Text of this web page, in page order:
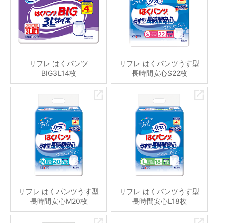
リフレ はくパンツ
BIG3L14枚
リフレ はくパンツうす型
長時間安心S22枚
リフレ はくパンツうす型
長時間安心M20枚
リフレ はくパンツうす型
長時間安心L18枚